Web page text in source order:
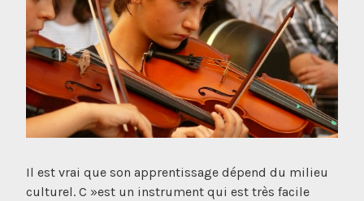
Il est vrai que son apprentissage dépend du milieu
culturel. C »est un instrument qui est très facile